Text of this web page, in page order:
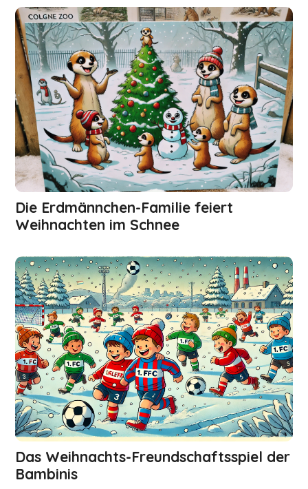
Die Erdmännchen-Familie feiert
Weihnachten im Schnee
Das Weihnachts-Freund­schaftsspiel der
Bambinis